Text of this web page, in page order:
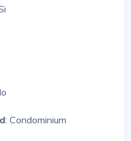
: Condominium